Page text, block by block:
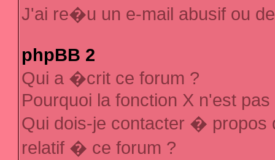
J'ai re�u un e-mail abusif ou
phpBB 2
Qui a �crit ce forum ?
Pourquoi la fonction X n'est
Qui dois-je contacter �
relatif � ce forum ?